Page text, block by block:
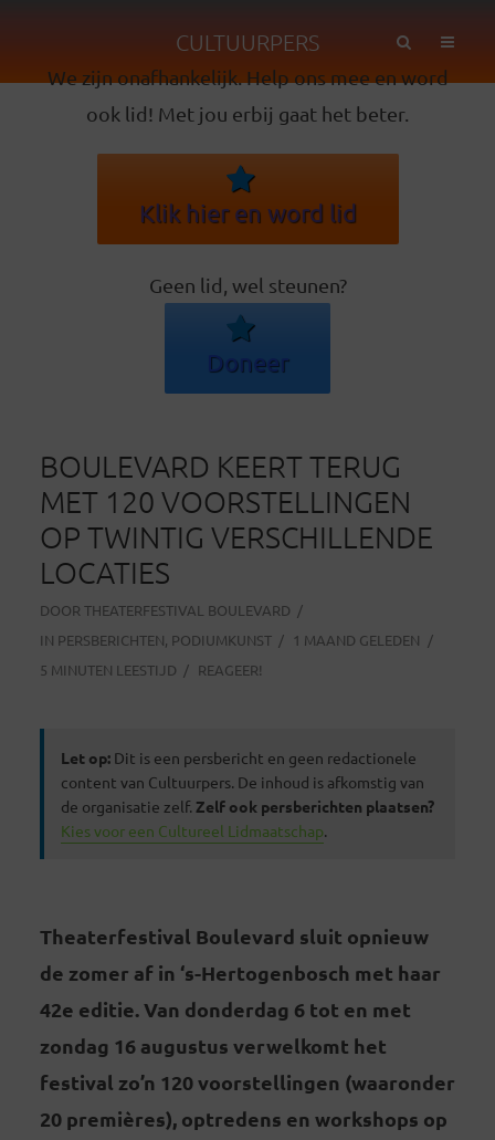
CULTUURPERS
We zijn onafhankelijk. Help ons mee en word
ook lid! Met jou erbij gaat het beter.
Klik hier en word lid
Geen lid, wel steunen?
Doneer
BOULEVARD KEERT TERUG
MET 120 VOORSTELLINGEN
OP TWINTIG VERSCHILLENDE
LOCATIES
DOOR THEATERFESTIVAL BOULEVARD
IN PERSBERICHTEN, PODIUMKUNST
1 MAAND GELEDEN
5 MINUTEN LEESTIJD
REAGEER!
Let op:Dit is een persbericht en geen redactionele
content van Cultuurpers. De inhoud is afkomstig van
de organisatie zelf. Zelf ook persberichten plaatsen?
Kies voor een Cultureel Lidmaatschap.
Theaterfestival Boulevard sluit opnieuw
de zomer af in ‘s-Hertogenbosch met haar
42e editie. Van donderdag 6 tot en met
zondag 16 augustus verwelkomt het
festival zo’n 120 voorstellingen (waaronder
20 premières), optredens en workshops op